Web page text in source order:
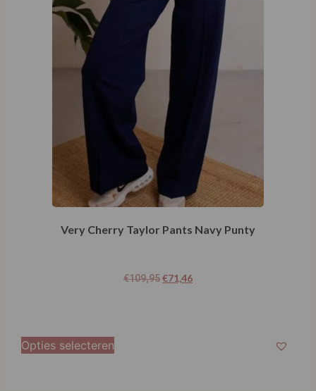
Very Cherry Taylor Pants Navy Punty
€109,95€71,46
Opties selecteren